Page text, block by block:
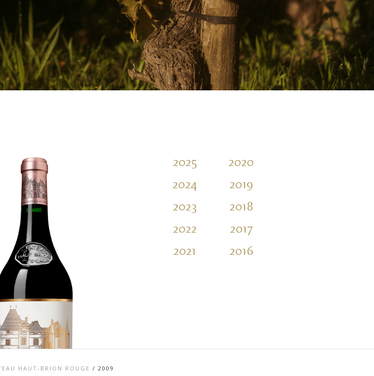
2025
2024
2023
2022
2021
2020
2019
2018
2017
2016
HAUT-BRION ROUGE / 2009